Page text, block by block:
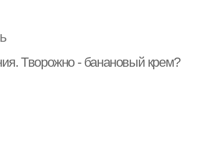
Творожно - банановый крем?